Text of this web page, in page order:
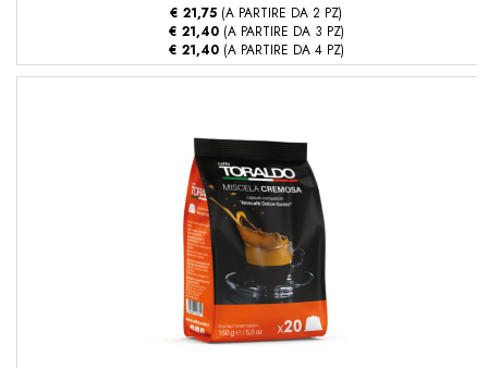
€ 21,75 (A PARTIRE DA 2 PZ)
€ 21,40(A PARTIRE DA 3 PZ)
€ 21,40(A PARTIRE DA 4 PZ)